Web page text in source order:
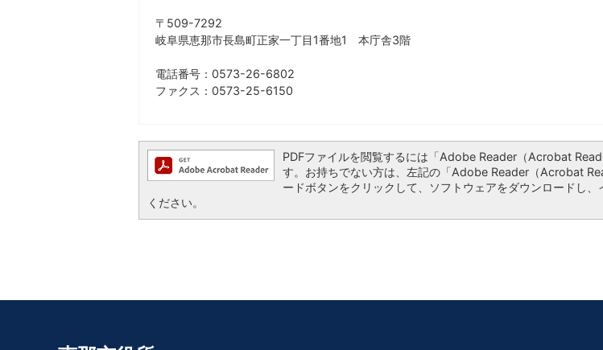
〒509-7292
岐阜県恵那市長島町正家一丁目1番地1 本庁舎3階
電話番号：0573-26-6802
ファクス：0573-25-6150
PDFファイルを閲覧するには「Adobe Reader（Acrobat
す。お持ちでない方は、左記の「Adobe Reader（Acrobat
ードボタンをクリックして、ソフトウェアをダウンロードし、
ください。